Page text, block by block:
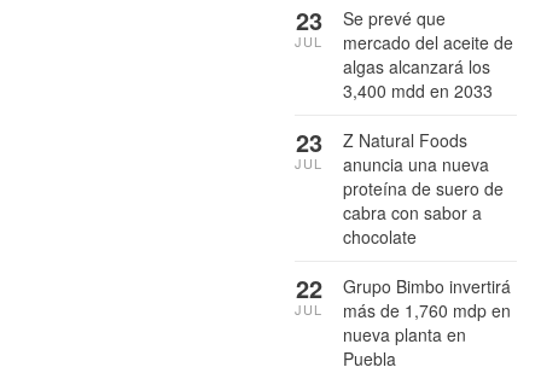
Se prevé que
mercado del aceite de
algas alcanzará los
3,400 mdd en 2033
23
JUL
Z Natural Foods
anuncia una nueva
proteína de suero de
cabra con sabor a
chocolate
23
JUL
Grupo Bimbo invertirá
más de 1,760 mdp en
nueva planta en
Puebla
22
JUL